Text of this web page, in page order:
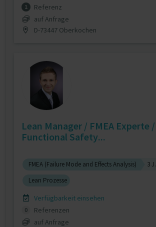
1
Referenz
auf Anfrage
D-73447 Oberkochen
Lean Manager / FMEA Experte /
Functional Safety...
FMEA (Failure Mode and Effects Analysis)
3 J.
Lean Prozesse
Verfügbarkeit einsehen
0
Referenzen
auf Anfrage